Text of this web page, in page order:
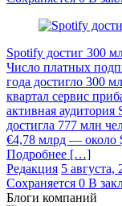
Spotify достиг 300
Число платных
года достигло 300
квартал сервис
активная
достигла 777 млн
€4,78 млрд — около
Подробнее […]
Редакция 5 августа,
Сохраняется 0 В
Блоги компаний